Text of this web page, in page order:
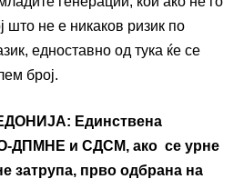
што не е никаков ризик по
едноставно од тука ќе се
број.
Единствена
ДПМНЕ и СДСМ, ако се урне
затрупа, прво одбрана на